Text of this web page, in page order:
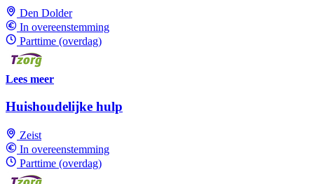
Den Dolder
In overeenstemming
Parttime (overdag)
Lees meer
Huishoudelijke hulp
Zeist
In overeenstemming
Parttime (overdag)